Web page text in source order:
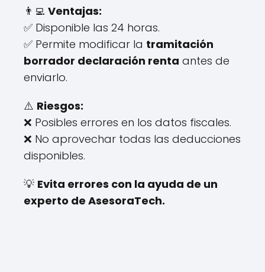
👨‍💻 Ventajas:
✅ Disponible las 24 horas.
✅ Permite modificar la tramitación
borrador declaración renta antes de
enviarlo.
⚠️ Riesgos:
❌ Posibles errores en los datos fiscales.
❌ No aprovechar todas las deducciones
disponibles.
💡 Evita errores con la ayuda de un
experto de AsesoraTech.